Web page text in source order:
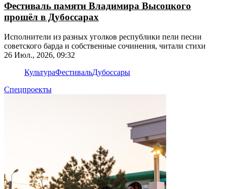
Фестиваль памяти Владимира Высоцкого
прошёл в Дубоссарах
Исполнители из разных уголков республики пели песни
советского барда и собственные сочинения, читали стихи
26 Июл., 2026, 09:32
КультураФестивальДубоссары
Спецпроекты